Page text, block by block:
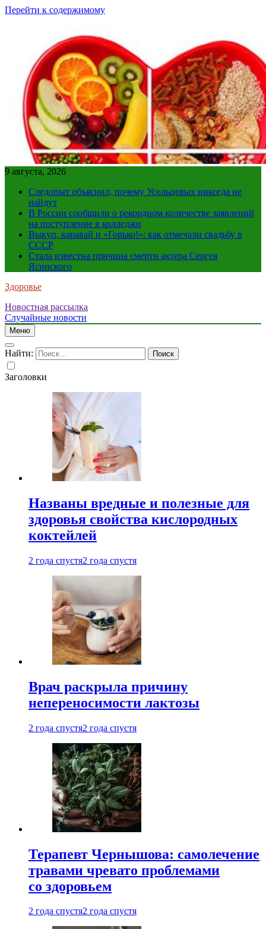
Перейти к содержимому
9 августа, 2026
Следопыт объяснил, почему Усольцевых никогда не
найдут
В России сообщили о рекордном количестве заявлений
на поступление в колледжи
Выкуп, каравай и «Горько!»: как отмечали свадьбу в
СССР
Стала известна причина смерти актера Сергея
Ясинского
Здоровье
Новостная рассылка
Случайные новости
Меню
Найти:
Заголовки
Названы вредные и полезные для
здоровья свойства кислородных
коктейлей
2 года спустя2 года спустя
Врач раскрыла причину
непереносимости лактозы
2 года спустя2 года спустя
Терапевт Чернышова: самолечение
травами чревато проблемами
со здоровьем
2 года спустя2 года спустя